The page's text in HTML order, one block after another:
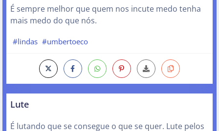
É sempre melhor que quem nos incute medo tenha
mais medo do que nós.
#lindas #umbertoeco
Lute
É lutando que se consegue o que se quer. Lute pelos